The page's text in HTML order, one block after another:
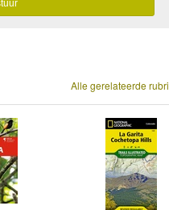
Alle gerelateerde